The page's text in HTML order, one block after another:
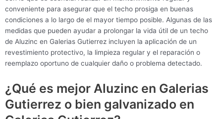
conveniente para asegurar que el techo prosiga en buenas
condiciones a lo largo de el mayor tiempo posible. Algunas de las
medidas que pueden ayudar a prolongar la vida útil de un techo
de Aluzinc en Galerias Gutierrez incluyen la aplicación de un
revestimiento protectivo, la limpieza regular y el reparación o
reemplazo oportuno de cualquier daño o problema detectado.
¿Qué es mejor Aluzinc en Galerias
Gutierrez o bien galvanizado en